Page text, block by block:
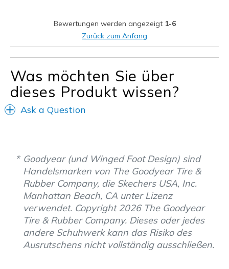
Geeignete Verwendung
Casual Wear
Work
Width
Feels too wide
Sizing
View On Shoes
Bewertungen werden angezeigt 1-6
Zurück zum Anfang
Was möchten Sie über
dieses Produkt wissen?
Ask a Question
Goodyear (und Winged Foot Design) sind
Handelsmarken von The Goodyear Tire &
Rubber Company, die Skechers USA, Inc.
Manhattan Beach, CA unter Lizenz
verwendet. Copyright 2026 The Goodyear
Tire & Rubber Company. Dieses oder jedes
andere Schuhwerk kann das Risiko des
Ausrutschens nicht vollständig ausschließen.